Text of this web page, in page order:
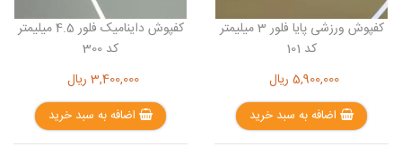
کفپوش ورزشی پایا فلور 3 میلیمتر
کد 101
5,900,000 ریال
اضافه به سبد خرید
کفپوش داینامیک فلور 4.5 میلیمتر
کد 300
3,400,000 ریال
اضافه به سبد خرید